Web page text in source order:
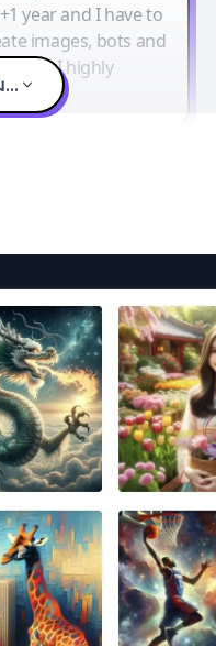
year and I have to
images, bots and
place. I highly